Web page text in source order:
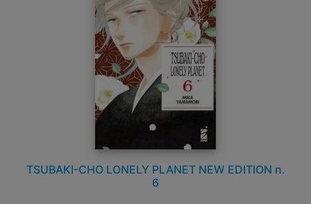
TSUBAKI-CHO LONELY PLANET NEW EDITION n.
6